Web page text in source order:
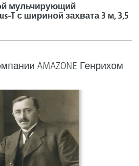
мульчирующий
T с шириной захвата 3 м, 3,5
AMAZONE Генрихом